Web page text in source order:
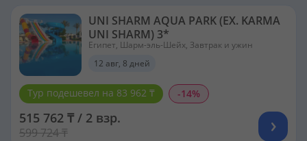
UNI SHARM AQUA PARK (EX. KARMA
UNI SHARM) 3*
Египет, Шарм-эль-Шейх, Завтрак и ужин
12 авг, 8 дней
Тур подешевел на 83 962 ₸ -14%
515 762 ₸ / 2 взр.
599 724 ₸